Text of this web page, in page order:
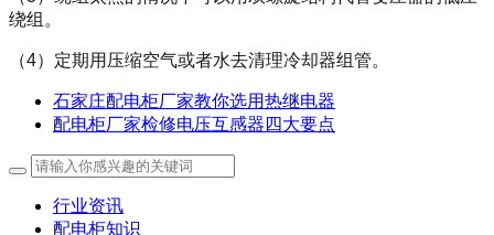
绕组。
（4）定期用压缩空气或者水去清理冷却器组管。
石家庄配电柜厂家教你选用热继电器
配电柜厂家检修电压互感器四大要点
行业资讯
配电柜知识